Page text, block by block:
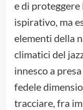
e di
ispirativo, ma
elementi della
climatici del
innesco a
fedele
tracciare, fra